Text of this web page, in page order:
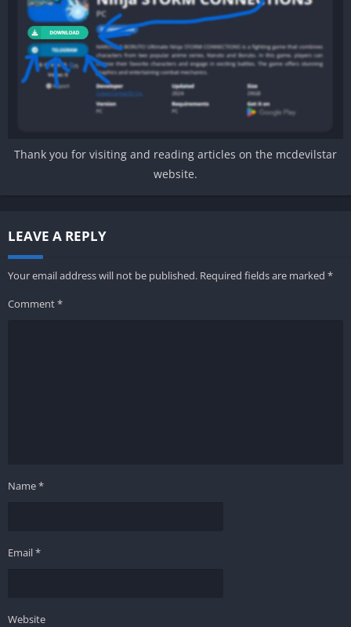
Thank you for visiting and reading articles on the mcdevilstar
website.
LEAVE A REPLY
Your email address will not be published. Required fields are marked *
Comment*
Name*
Email*
Website